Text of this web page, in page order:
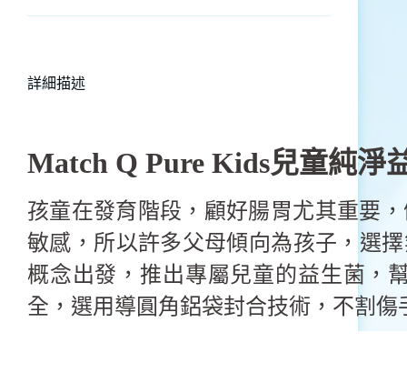
詳細描述
Match Q Pure Kids兒童純淨
孩童在發育階段，顧好腸胃尤其重要
敏感，所以許多父母傾向為孩子，選
概念出發，推出專屬兒童的益生菌，
全，選用導圓角鋁袋封合技術，不割傷